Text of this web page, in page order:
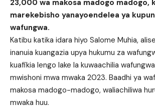
23,000 wa makosa madogo madogo,
marekebisho yanayoendelea ya
wafungwa.
Katibu katika idara hiyo Salome Muhia,
inanuia kuangazia upya hukumu za
kuafikia lengo lake la kuwaachilia
mwishoni mwa mwaka 2023. Baadhi ya
makosa madogo-madogo, waliachiliwa
mwaka huu.